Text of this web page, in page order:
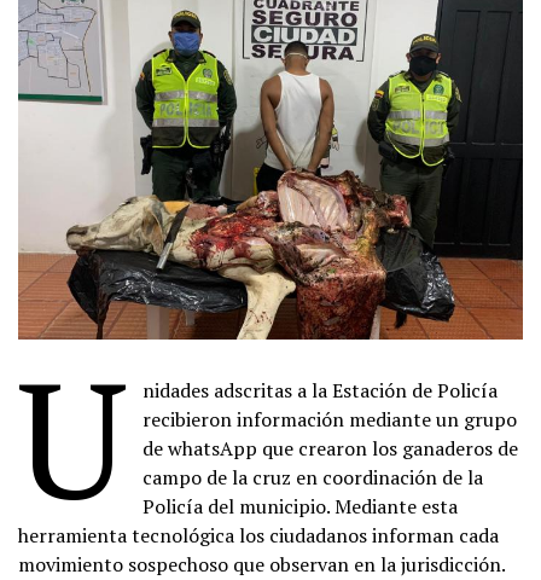
U
nidades adscritas a la Estación de Policía
recibieron información mediante un grupo
de whatsApp que crearon los ganaderos de
campo de la cruz en coordinación de la
Policía del municipio. Mediante esta
herramienta tecnológica los ciudadanos informan cada
movimiento sospechoso que observan en la jurisdicción.